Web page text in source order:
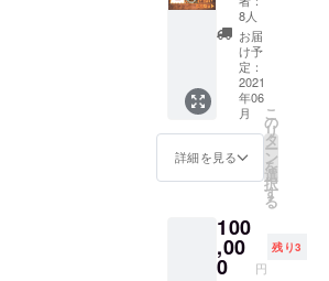
効期
限：２
０２１
年１２
月末日
してあ
なたの
お名前
を留め
る！ ※
備考欄
に掲載
希望の
お名前
ます！
（テキ
スト10
くさん
応援し
ていた
だける4
点SET
です！
ランチ5
回券、
お家で
ロース
トポー
ROMM
Y Tシャ
ツ、ス
テッ
8人
お届
け予
定：
2021
年06
月
詳細を見る
こ
の
リ
タ
ー
ン
を
選
択
す
る
100
,00
0 円
残り3